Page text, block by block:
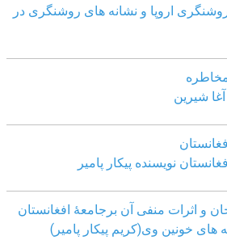
اروپا و نشانه های روشنگری در
شیرین
نویسنده پیکار پامیر
و اثرات منفی آن برجامعۀ افغانستان
های خونین وی(کریم پیکار پامیر)